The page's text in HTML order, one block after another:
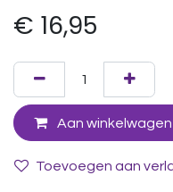
€ 16,95
Aan
Toevoegen aan